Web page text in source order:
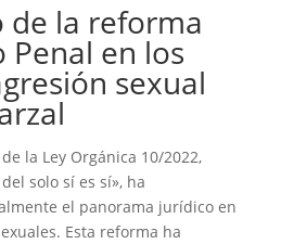
de la reforma
Penal en los
sexual
la Ley Orgánica 10/2022,
solo sí es sí», ha
el panorama jurídico en
Esta reforma ha